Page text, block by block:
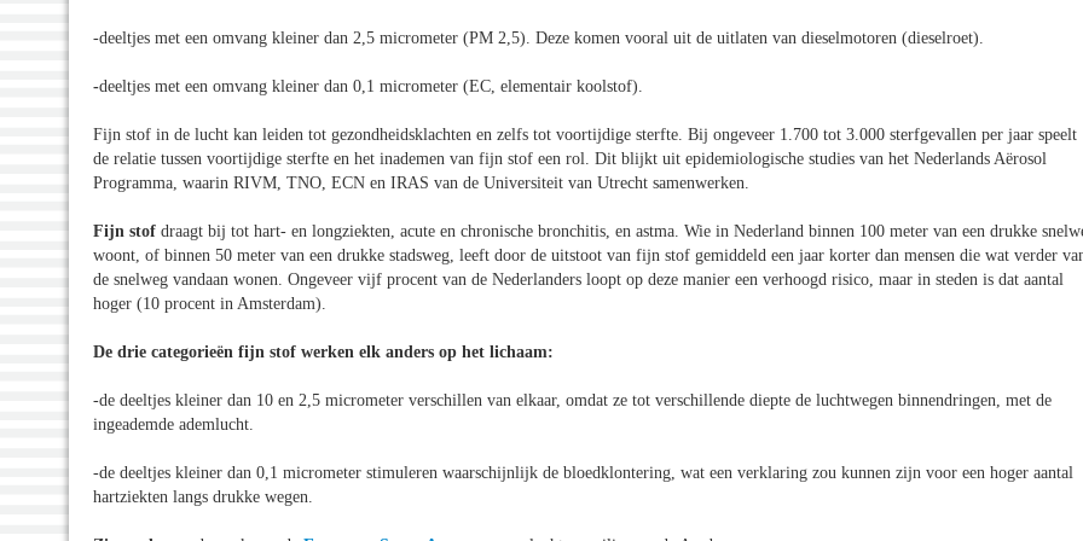
-deeltjes met een omvang kleiner dan 2,5 micrometer (PM 2,5). Deze komen vooral uit de uitlaten van dieselmotoren (dieselroet).
-deeltjes met een omvang kleiner dan 0,1 micrometer (EC, elementair koolstof).
Fijn stof in de lucht kan leiden tot gezondheidsklachten en zelfs tot voortijdige sterfte. Bij ongeveer 1.700 tot 3.000 sterfgevallen per jaar speelt
de relatie tussen voortijdige sterfte en het inademen van fijn stof een rol. Dit blijkt uit epidemiologische studies van het Nederlands Aërosol
Programma, waarin RIVM, TNO, ECN en IRAS van de Universiteit van Utrecht samenwerken.
Fijn stof draagt bij tot hart- en longziekten, acute en chronische bronchitis, en astma. Wie in Nederland binnen 100 meter van een drukke
woont, of binnen 50 meter van een drukke stadsweg, leeft door de uitstoot van fijn stof gemiddeld een jaar korter dan mensen die wat verder
de snelweg vandaan wonen. Ongeveer vijf procent van de Nederlanders loopt op deze manier een verhoogd risico, maar in steden is dat aantal
hoger (10 procent in Amsterdam).
De drie categorieën fijn stof werken elk anders op het lichaam:
-de deeltjes kleiner dan 10 en 2,5 micrometer verschillen van elkaar, omdat ze tot verschillende diepte de luchtwegen binnendringen, met de
ingeademde ademlucht.
-de deeltjes kleiner dan 0,1 micrometer stimuleren waarschijnlijk de bloedklontering, wat een verklaring zou kunnen zijn voor een hoger aantal
hartziekten langs drukke wegen.